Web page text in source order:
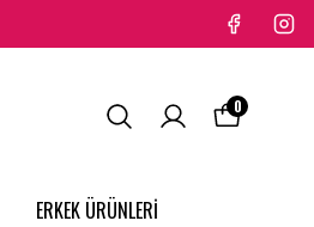
ERKEK ÜRÜNLERİ
0